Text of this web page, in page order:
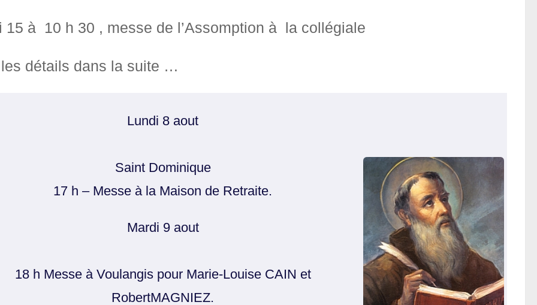
15 à 10 h 30 , messe de l’Assomption à la collégiale
les détails dans la suite …
Lundi 8 aout
Saint Dominique
17 h – Messe à la Maison de Retraite.
Mardi 9 aout
18 h Messe à Voulangis pour Marie-Louise CAIN et
RobertMAGNIEZ.